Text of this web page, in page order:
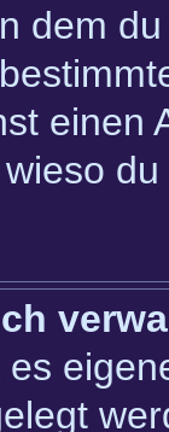
dem
einen